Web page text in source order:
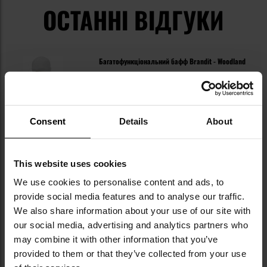
Consent Details About
This website uses cookies
We use cookies to personalise content and ads, to
provide social media features and to analyse our traffic.
We also share information about your use of our site with
our social media, advertising and analytics partners who
may combine it with other information that you’ve
provided to them or that they’ve collected from your use
ОСТАННІ ВІДГУКИ
Багатофункціональний бафф Brandit - Woodland